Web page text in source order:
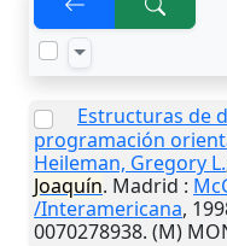
Estructuras de
programación
Heileman, Gregory L.
Joaquín. Madrid :
/Interamericana,
0070278938. (M)